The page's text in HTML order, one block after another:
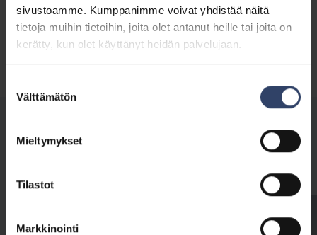
sivustoamme. Kumppanimme voivat yhdistää näitä
tietoja muihin tietoihin, joita olet antanut heille tai joita on
kerätty, kun olet käyttänyt heidän palvelujaan.
valinta
Välttämätön
Mieltymykset
Tilastot
Markkinointi
Tutustu kursseihin koulutuskalenterissa
Lue lisää